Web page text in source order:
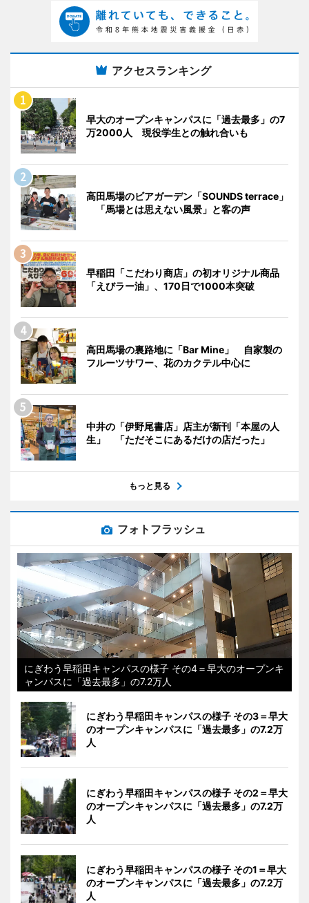
アクセスランキング
早大のオープンキャンパスに「過去最多」の7
万2000人 現役学生との触れ合いも
高田馬場のビアガーデン「SOUNDS terrace」
「馬場とは思えない風景」と客の声
早稲田「こだわり商店」の初オリジナル商品
「えびラー油」、170日で1000本突破
高田馬場の裏路地に「Bar Mine」 自家製の
フルーツサワー、花のカクテル中心に
中井の「伊野尾書店」店主が新刊「本屋の人
生」 「ただそこにあるだけの店だった」
もっと見る
フォトフラッシュ
にぎわう早稲田キャンパスの様子 その4＝早大のオープンキ
ャンパスに「過去最多」の7.2万人
にぎわう早稲田キャンパスの様子 その3＝早大
のオープンキャンパスに「過去最多」の7.2万
人
にぎわう早稲田キャンパスの様子 その2＝早大
のオープンキャンパスに「過去最多」の7.2万
人
にぎわう早稲田キャンパスの様子 その1＝早大
のオープンキャンパスに「過去最多」の7.2万
人